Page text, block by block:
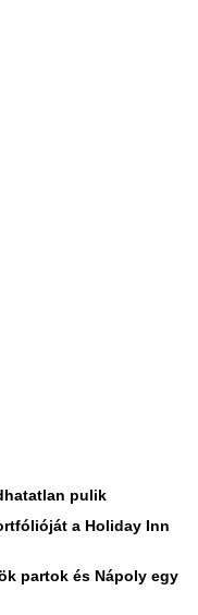
pulik
a Holiday Inn
partok és Nápoly egy